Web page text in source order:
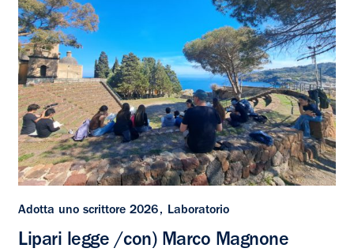
Adotta uno scrittore 2026 Laboratorio
Lipari legge /con) Marco Magnone